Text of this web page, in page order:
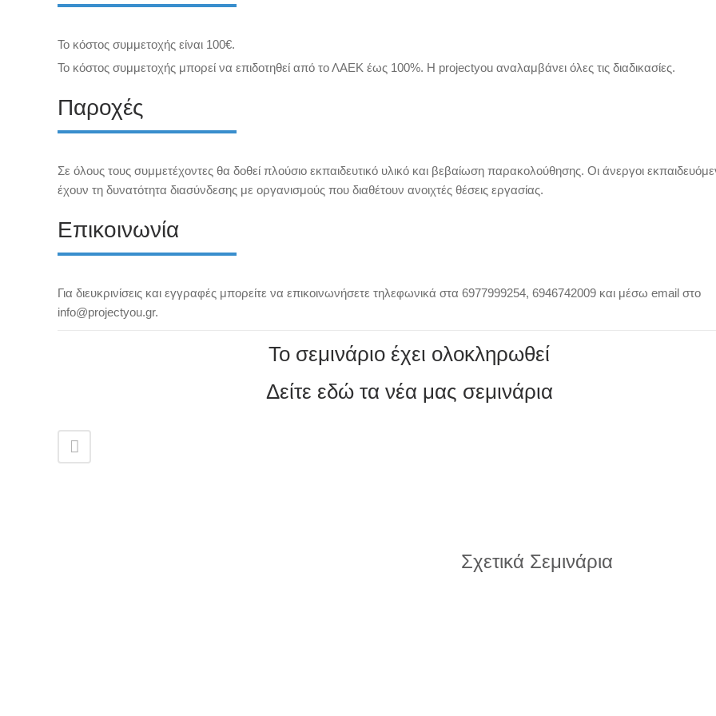
Το κόστος συμμετοχής είναι 100€.
Το κόστος συμμετοχής μπορεί να επιδοτηθεί από το ΛΑΕΚ έως 100%. Η projectyou αναλαμβάνει όλες τις διαδικασίες.
Παροχές
Σε όλους τους συμμετέχοντες θα δοθεί πλούσιο εκπαιδευτικό υλικό και βεβαίωση παρακολούθησης. Οι άνεργοι
έχουν τη δυνατότητα διασύνδεσης με οργανισμούς που διαθέτουν ανοιχτές θέσεις εργασίας.
Επικοινωνία
Για διευκρινίσεις και εγγραφές μπορείτε να επικοινωνήσετε τηλεφωνικά στα 6977999254, 6946742009 και μέσω email στο
info@projectyou.gr.
Το σεμινάριο έχει ολοκληρωθεί
Δείτε εδώ τα νέα μας σεμινάρια
Σχετικά Σεμινάρια